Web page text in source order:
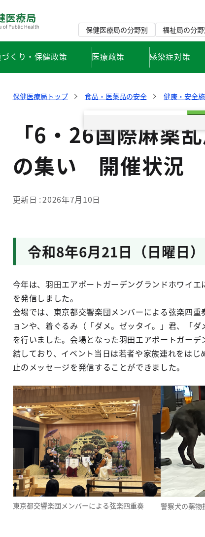
保健医療局の分野別 福祉局の分
くり・保健政策 医療政策 感染症対策
保健医療局トップ 食品・医薬品の安全 健康・安全
「6・26国際麻薬
の集い 開催状況
更新日 2026年7月10日
令和8年6月21日（日曜日）
今年は、羽田エアポートガーデングランドホワイ
を発信しました。
会場では、東京都交響楽団メンバーによる弦楽四
ョンや、着ぐるみ（「ダメ。ゼッタイ。」君、「
を行いました。会場となった羽田エアポートガー
結しており、イベント当日は若者や家族連れをは
止のメッセージを発信することができました。
東京都交響楽団メンバーによる弦楽四重奏 警察犬の薬物
Privacy Preference Center
When you visit any website, it
the site work as you expect it
blocking some types of cookies
and the services we are able to
Allow All
Manage Consent
Strictly Necessary
Performance Cookies